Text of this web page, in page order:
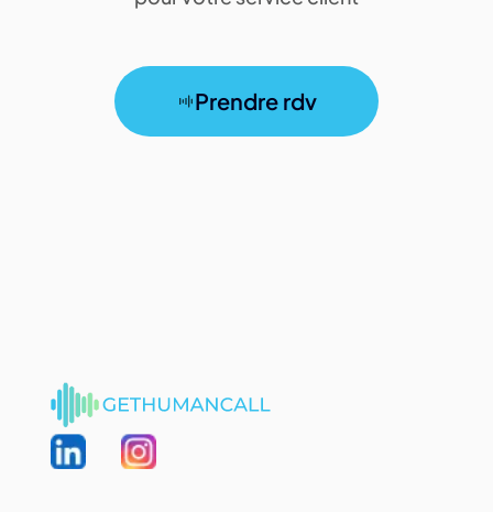
Prendre rdv